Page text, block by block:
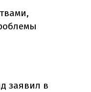
заявил в